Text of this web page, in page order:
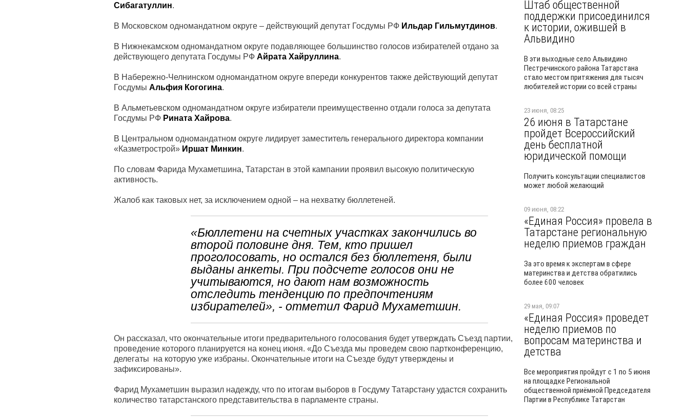
Сибагатуллин.
В Московском одномандатном округе – действующий депутат Госдумы РФ Ильдар Гильмутдинов.
В Нижнекамском одномандатном округе подавляющее большинство голосов избирателей отдано за
действующего депутата Госдумы РФ Айрата Хайруллина.
В Набережно-Челнинском одномандатном округе впереди конкурентов также действующий депутат
Госдумы Альфия Когогина.
В Альметьевском одномандатном округе избиратели преимущественно отдали голоса за депутата
Госдумы РФ Рината Хайрова.
В Центральном одномандатном округе лидирует заместитель генерального директора компании
«Казметрострой» Иршат Минкин.
По словам Фарида Мухаметшина, Татарстан в этой кампании проявил высокую политическую
активность.
Жалоб как таковых нет, за исключением одной – на нехватку бюллетеней.
«Бюллетени на счетных участках закончились во
второй половине дня. Тем, кто пришел
проголосовать, но остался без бюллетеня, были
выданы анкеты. При подсчете голосов они не
учитываются, но дают нам возможность
отследить тенденцию по предпочтениям
избирателей», - отметил Фарид Мухаметшин.
Он рассказал, что окончательные итоги предварительного голосования будет утверждать Съезд партии,
проведение которого планируется на конец июня. «До Съезда мы проведем свою партконференцию,
делегаты на которую уже избраны. Окончательные итоги на Съезде будут утверждены и
зафиксированы».
Фарид Мухаметшин выразил надежду, что по итогам выборов в Госдуму Татарстану удастся сохранить
количество татарстанского представительства в парламенте страны.
Штаб общественной
поддержки присоединился
к истории, ожившей в
Альвидино
В эти выходные село Альвидино
Пестречинского района Татарстана
стало местом притяжения для тысяч
любителей истории со всей страны
23 июня, 08:25
26 июня в Татарстане
пройдет Всероссийский
день бесплатной
юридической помощи
Получить консультации специалистов
может любой желающий
09 июня, 08:22
«Единая Россия» провела в
Татарстане региональную
неделю приемов граждан
За это время к экспертам в сфере
материнства и детства обратились
более 600 человек
29 мая, 09:07
«Единая Россия» проведет
неделю приемов по
вопросам материнства и
детства
Все мероприятия пройдут с 1 по 5 июня
на площадке Региональной
общественной приёмной Председателя
Партии в Республике Татарстан